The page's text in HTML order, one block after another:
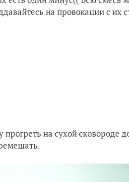
на провокации с их
на сухой сковороде